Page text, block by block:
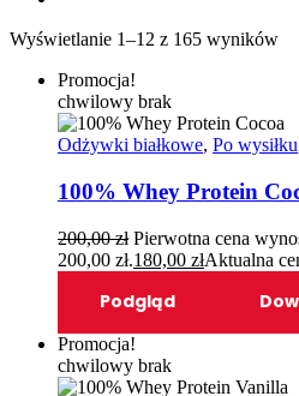
Wyświetlanie 1–12 z 165 wyników
Promocja!
chwilowy brak
Odżywki białkowe, Po wysiłku
100% Whey Protein
200,00zł Pierwotna cena
200,00 zł.180,00 złAktualna
Podgląd
Promocja!
chwilowy brak